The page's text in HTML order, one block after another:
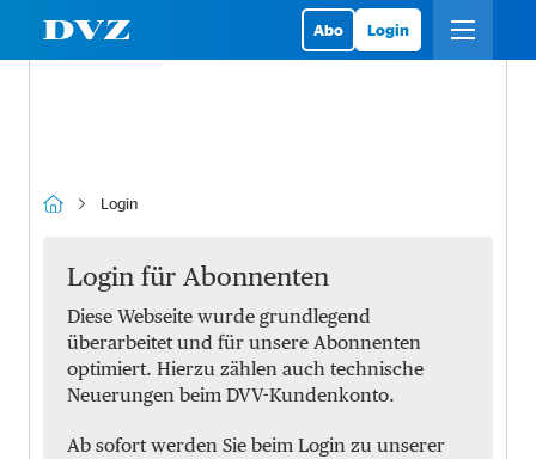
Abo Login
Login
Login für Abonnenten
Diese Webseite wurde grundlegend
überarbeitet und für unsere Abonnenten
optimiert. Hierzu zählen auch technische
Neuerungen beim DVV-Kundenkonto.
Ab sofort werden Sie beim Login zu unserer